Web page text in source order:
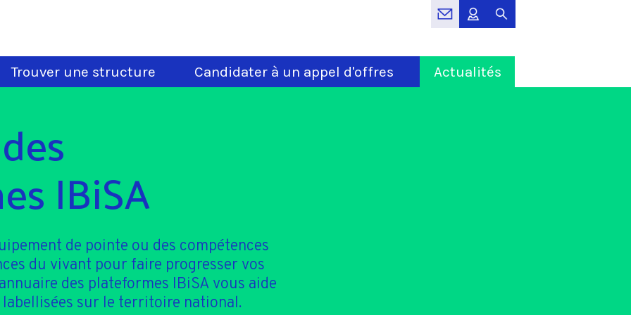
Trouver une structure Candidater à un appel d'offres Actualités
IBiSA
de pointe ou des compétences
du vivant pour faire progresser vos
des plateformes IBiSA vous aide
sur le territoire national.